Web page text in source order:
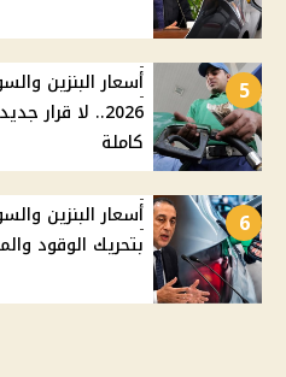
5
2026.. لا قرار
كاملة
6
أسعار البنزين
بتحريك الوقود